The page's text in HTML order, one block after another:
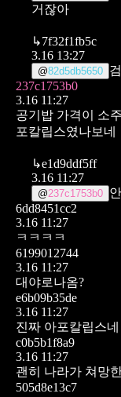
거잖아
↳7f32f1fb5c
3.16 13:27
@82d5db5650
237c1753b0
3.16 11:27
공기밥 가격이 소
포칼립스였나보네
↳e1d9ddf5ff
3.16 11:27
@237c1753b0
6dd8451cc2
3.16 11:27
ㅋㅋㅋㅋ
6199012744
3.16 11:27
대야로나옴?
e6b09b35de
3.16 11:27
진짜 아포칼립스네
c0b5b1f8a9
3.16 11:27
괜히 나라가 쳐망
505d8e13c7